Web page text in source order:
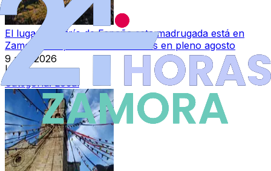
El lugar más frío de España esta madrugada está en
Zamora: temperaturas invernales en pleno agosto
9 ago 2026
|
Categoría:Local